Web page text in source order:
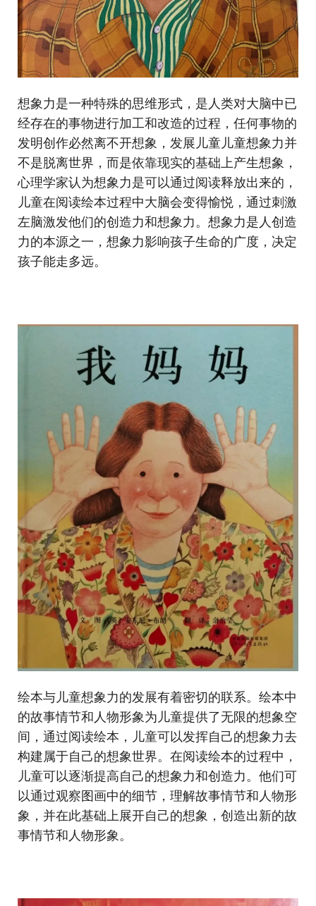
​想象力是一种特殊的思维形式，是人类对大脑中已
经存在的事物进行加工和改造的过程，任何事物的
发明创作必然离不开想象，发展儿童儿童想象力并
不是脱离世界，而是依靠现实的基础上产生想象，
心理学家认为想象力是可以通过阅读释放出来的，
儿童在阅读绘本过程中大脑会变得愉悦，通过刺激
左脑激发他们的创造力和想象力。想象力是人创造
力的本源之一，想象力影响孩子生命的广度，决定
孩子能走多远。
​绘本与儿童想象力的发展有着密切的联系。绘本中
的故事情节和人物形象为儿童提供了无限的想象空
间，通过阅读绘本，儿童可以发挥自己的想象力去
构建属于自己的想象世界。在阅读绘本的过程中，
儿童可以逐渐提高自己的想象力和创造力。他们可
以通过观察图画中的细节，理解故事情节和人物形
象，并在此基础上展开自己的想象，创造出新的故
事情节和人物形象。